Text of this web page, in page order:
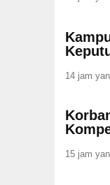
14 jam
15 jam